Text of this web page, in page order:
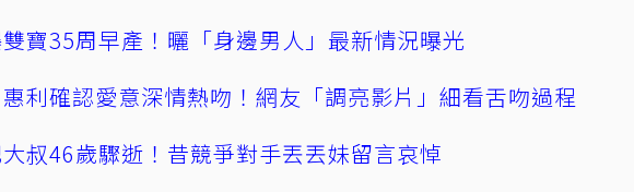
寶35周早產！曬「身邊男人」最新情況曝光
利確認愛意深情熱吻！網友「調亮影片」細看舌吻過程
叔46歲驟逝！昔競爭對手丟丟妹留言哀悼